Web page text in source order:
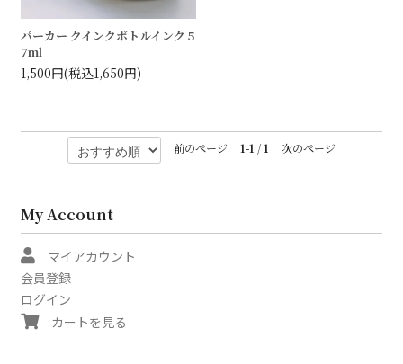
パーカー クインクボトルインク 5
7ml
1,500円(税込1,650円)
前のページ 1-1 /1 次のページ
My Account
マイアカウント
会員登録
ログイン
カートを見る